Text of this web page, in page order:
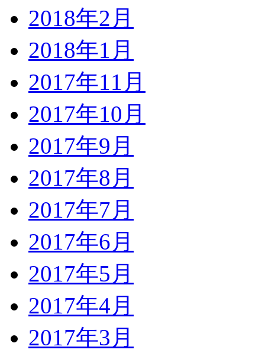
2018年2月
2018年1月
2017年11月
2017年10月
2017年9月
2017年8月
2017年7月
2017年6月
2017年5月
2017年4月
2017年3月